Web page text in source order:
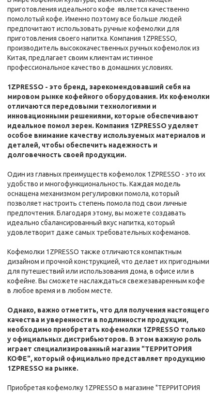
приготовления идеального кофе является качественно
помолотый кофе. Именно поэтому все больше людей
предпочитают использовать ручные кофемолки для
приготовления своего напитка. Компания 1ZPRESSO,
производитель высококачественных ручных кофемолок из
Китая, предлагает своим клиентам истинное
профессиональное качество в домашних условиях.
1ZPRESSO - это бренд, зарекомендовавший себя на
мировом рынке кофейного оборудования. Их кофемолки
отличаются передовыми технологиями и
инновационными решениями, которые обеспечивают
идеальное помол зерен. Компания 1ZPRESSO уделяет
особое внимание качеству используемых материалов и
деталей, чтобы обеспечить надежность и
долговечность своей продукции.
Один из главных преимуществ кофемолок 1ZPRESSO - это их
удобство и многофункциональность. Каждая модель
оснащена механизмом регулировки помола, который
позволяет настроить степень помола под свои личные
предпочтения. Благодаря этому, вы можете создавать
идеально сбалансированный вкус напитка, который
удовлетворит даже самых требовательных кофеманов.
Кофемолки 1ZPRESSO также отличаются компактным
дизайном и прочной конструкцией, что делает их пригодными
для путешествий или использования дома, в офисе или в
кофейне. Вы сможете наслаждаться свежезаваренным кофе
в любое время и в любом месте.
Однако, важно отметить, что для получения настоящего
качества и уверенности в подлинности продукции,
необходимо приобретать кофемолки 1ZPRESSO только
у официальных дистрибьюторов. В этом важную роль
играет специализированный магазин "ТЕРРИТОРИЯ
КОФЕ", который официально представляет продукцию
1ZPRESSO на рынке.
Приобретая кофемолку 1ZPRESSO в магазине "ТЕРРИТОРИЯ